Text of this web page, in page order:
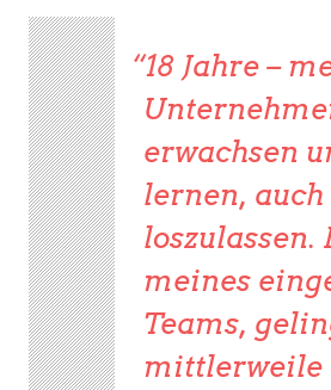
18 Jahre –
erwachsen
lernen,
loszulassen.
meines
Teams,
mittlerweile